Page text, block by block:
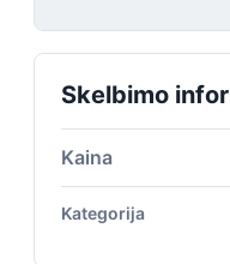
Skelbimo
Kaina
Kategorija